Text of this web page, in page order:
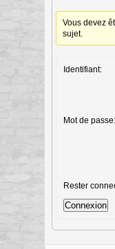
Vous devez
sujet.
Identifiant:
Mot de passe:
Rester
Connexion